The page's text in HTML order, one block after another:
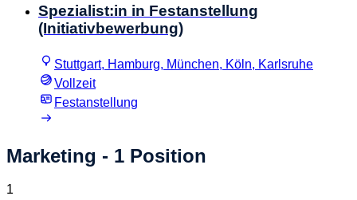
Spezialist:in in Festanstellung
(Initiativbewerbung)
Stuttgart, Hamburg, München, Köln, Karlsruhe
Vollzeit
Festanstellung
Marketing - 1 Position
1